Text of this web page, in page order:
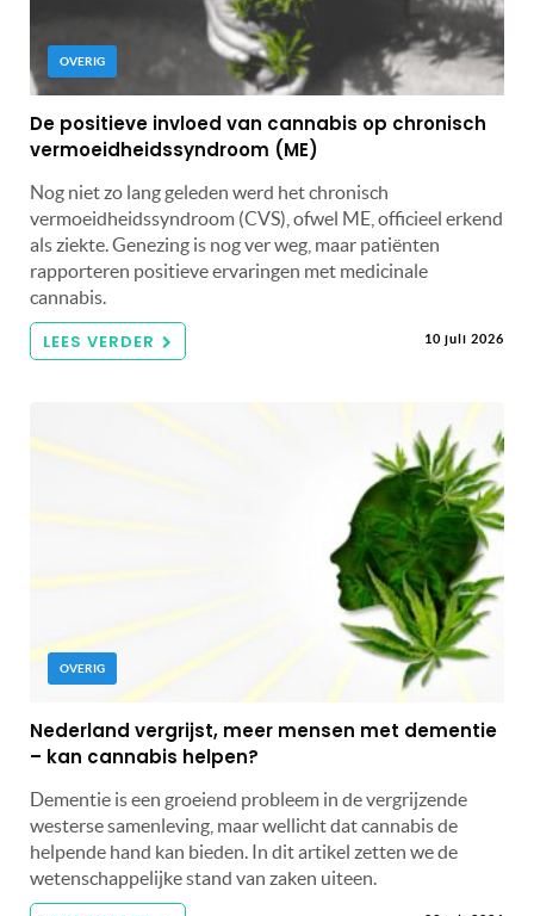
OVERIG
De positieve invloed van cannabis op chronisch
vermoeidheidssyndroom (ME)
Nog niet zo lang geleden werd het chronisch
vermoeidheidssyndroom (CVS), ofwel ME, officieel erkend
als ziekte. Genezing is nog ver weg, maar patiënten
rapporteren positieve ervaringen met medicinale
cannabis.
LEES VERDER 10 juli 2026
OVERIG
Nederland vergrijst, meer mensen met dementie
– kan cannabis helpen?
Dementie is een groeiend probleem in de vergrijzende
westerse samenleving, maar wellicht dat cannabis de
helpende hand kan bieden. In dit artikel zetten we de
wetenschappelijke stand van zaken uiteen.